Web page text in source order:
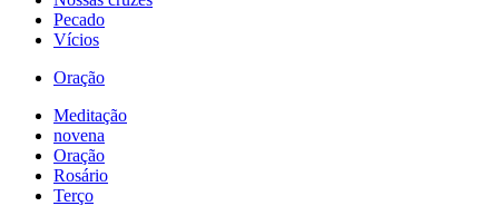
Pecado
Vícios
Oração
Meditação
novena
Oração
Rosário
Terço